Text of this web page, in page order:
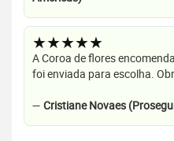
★★★★★
A Coroa de flores
foi enviada para escolha.
— Cristiane Novaes